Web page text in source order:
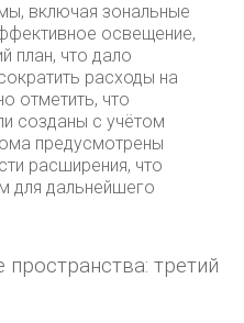
включая зональные
освещение,
план, что дало
расходы на
отметить, что
созданы с учётом
предусмотрены
расширения, что
для дальнейшего
третий